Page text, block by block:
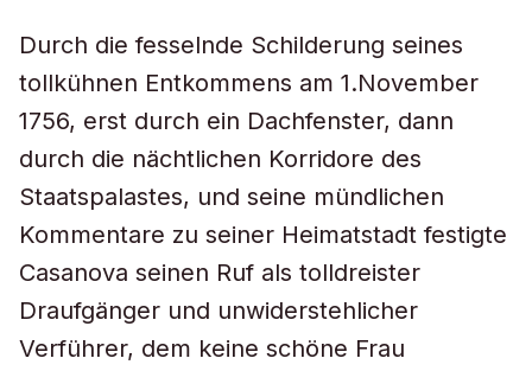
Durch die fesselnde Schilderung seines
tollkühnen Entkommens am 1.November
1756, erst durch ein Dachfenster, dann
durch die nächtlichen Korridore des
Staatspalastes, und seine mündlichen
Kommentare zu seiner Heimatstadt festigte
Casanova seinen Ruf als tolldreister
Draufgänger und unwiderstehlicher
Verführer, dem keine schöne Frau